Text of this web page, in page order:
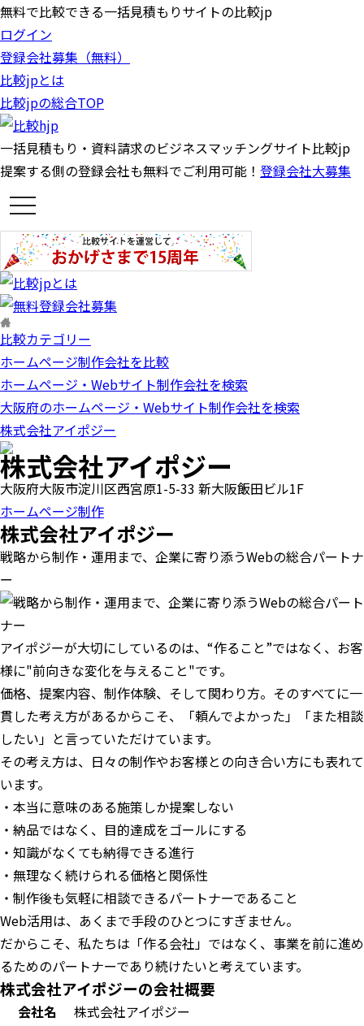
無料で比較できる一括見積もりサイトの比較jp
ログイン
登録会社募集（無料）
比較jpとは
比較jpの総合TOP
一括見積もり・資料請求のビジネスマッチングサイト比較jp
提案する側の登録会社も無料でご利用可能！ 登録会社大募集
t
o
g
l
e
n
a
v
i
a
t
i
o
n
比較カテゴリー
ホームページ制作会社を比較
ホームページ・Webサイト制作会社を検索
大阪府のホームページ・Webサイト制作会社を検索
株式会社アイポジー
株式会社アイポジー
大阪府大阪市淀川区西宮原1-5-33 新大阪飯田ビル1F
ホームページ制作
株式会社アイポジー
戦略から制作・運用まで、企業に寄り添うWebの総合パートナ
ー
アイポジーが大切にしているのは、“作ること”ではなく、お客
様に"前向きな変化を与えること"です。
価格、提案内容、制作体験、そして関わり方。そのすべてに一
貫した考え方があるからこそ、「頼んでよかった」「また相談
したい」と言っていただけています。
その考え方は、日々の制作やお客様との向き合い方にも表れて
います。
・本当に意味のある施策しか提案しない
・納品ではなく、目的達成をゴールにする
・知識がなくても納得できる進行
・無理なく続けられる価格と関係性
・制作後も気軽に相談できるパートナーであること
Web活用は、あくまで手段のひとつにすぎません。
だからこそ、私たちは「作る会社」ではなく、事業を前に進め
るためのパートナーであり続けたいと考えています。
株式会社アイポジーの会社概要
会社名
株式会社アイポジー